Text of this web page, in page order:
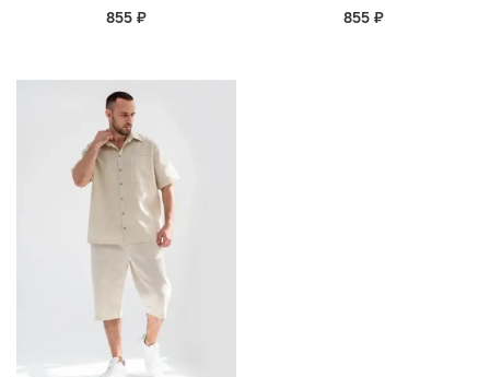
855 ₽
855 ₽